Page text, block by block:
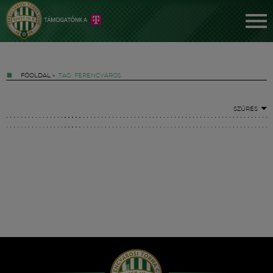
FŐOLDAL » TAG: FERENCVÁROS
SZŰRÉS
Hírek